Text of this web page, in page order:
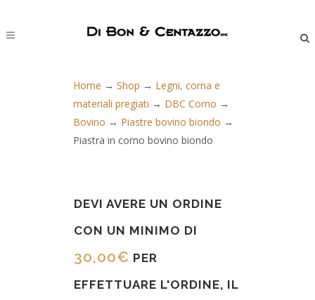
Home → Shop → Legni, corna e
materiali pregiati → DBC Corno →
Bovino → Piastre bovino biondo →
Piastra in corno bovino biondo
DEVI AVERE UN ORDINE
CON UN MINIMO DI
30,00€ PER
EFFETTUARE L'ORDINE, IL